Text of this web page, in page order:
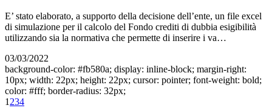
E’ stato elaborato, a supporto della decisione dell’ente, un file excel
di simulazione per il calcolo del Fondo crediti di dubbia esigibilità
utilizzando sia la normativa che permette di inserire i va…
03/03/2022
background-color: #fb580a; display: inline-block; margin-right:
10px; width: 22px; height: 22px; cursor: pointer; font-weight: bold;
color: #fff; border-radius: 32px;
1 234